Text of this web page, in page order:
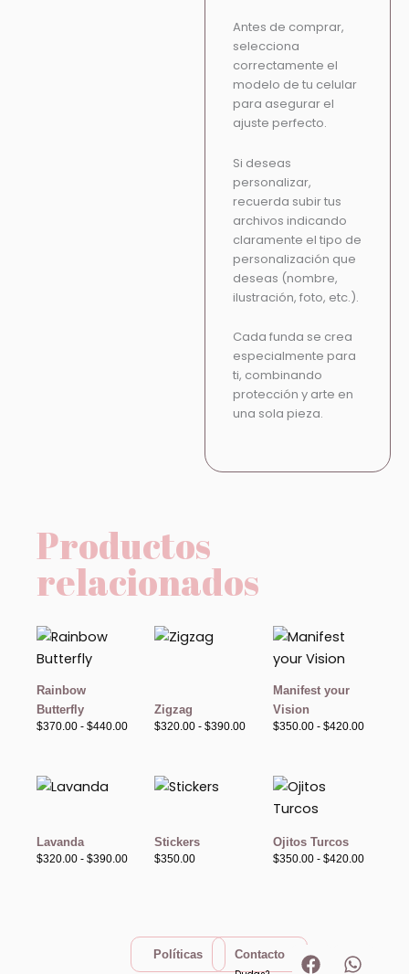
Antes de comprar,
selecciona
correctamente el
modelo de tu celular
para asegurar el
ajuste perfecto.
Si deseas
personalizar,
recuerda subir tus
archivos indicando
claramente el tipo de
personalización que
deseas (nombre,
ilustración, foto, etc.).
Cada funda se crea
especialmente para
ti, combinando
protección y arte en
una sola pieza.
Productos
relacionados
Rainbow
Butterfly
$370.00 - $440.00
Rango
$440.00Zigzag
$320.00 - $390.00
Rango
precios:
$320.00
$390.00
Manifest your
Vision
$350.00 - $420.00
Lavanda
$320.00 - $390.00
Rango
$320.00
$390.00
Stickers
$350.00
Ojitos Turcos
$350.00 - $420.00$420.00
Políticas
Contacto
F W
I T